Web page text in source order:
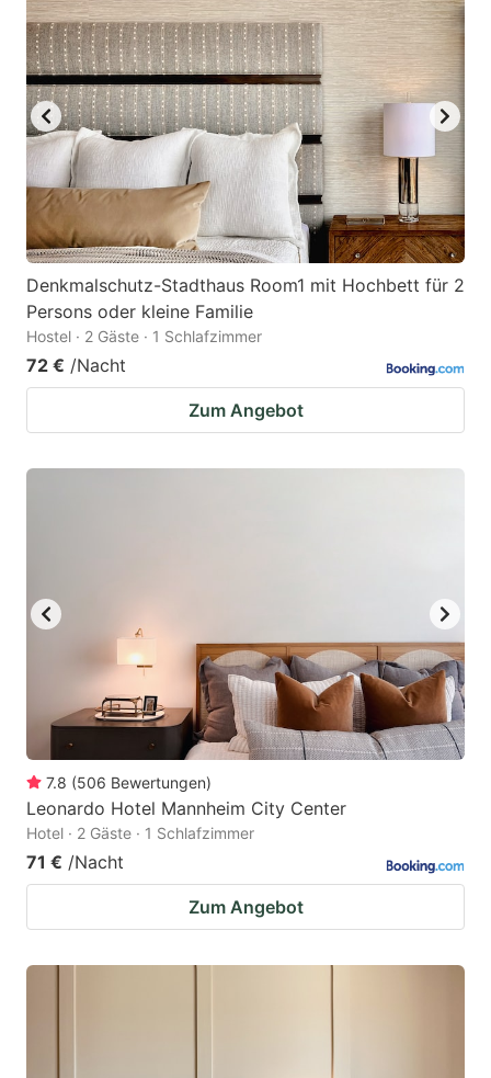
Denkmalschutz-Stadthaus Room1 mit Hochbett für 2
Persons oder kleine Familie
Hostel · 2 Gäste · 1 Schlafzimmer
72 € /Nacht
Zum Angebot
7.8 (506 Bewertungen)
Leonardo Hotel Mannheim City Center
Hotel · 2 Gäste · 1 Schlafzimmer
71 € /Nacht
Zum Angebot